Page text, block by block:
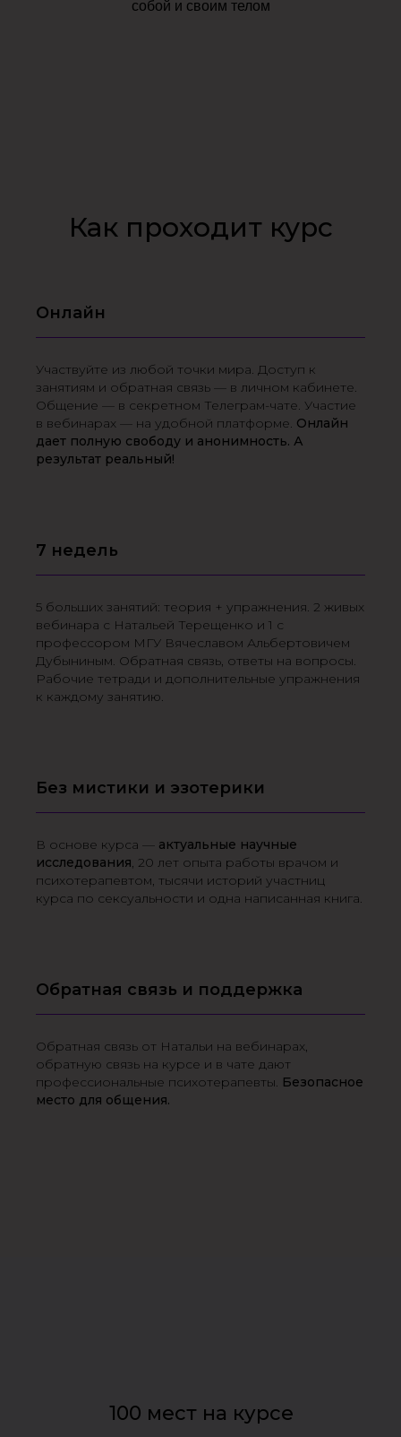
собой и своим телом
Как проходит курс
Онлайн
Участвуйте из любой точки мира. Доступ к
занятиям и обратная связь — в личном кабинете.
Общение — в секретном Телеграм-чате. Участие
в вебинарах — на удобной платформе. Онлайн
дает полную свободу и анонимность. А
результат реальный!
7 недель
5 больших занятий: теория + упражнения. 2 живых
вебинара с Натальей Терещенко и 1 с
профессором МГУ Вячеславом Альбертовичем
Дубыниным. Обратная связь, ответы на вопросы.
Рабочие тетради и дополнительные упражнения
к каждому занятию.
Без мистики и эзотерики
В основе курса — актуальные научные
исследования, 20 лет опыта работы врачом и
психотерапевтом, тысячи историй участниц
курса по сексуальности и одна написанная книга.
Обратная связь и поддержка
Обратная связь от Натальи на вебинарах,
обратную связь на курсе и в чате дают
профессиональные психотерапевты. Безопасное
место для общения.
100 мест на курсе